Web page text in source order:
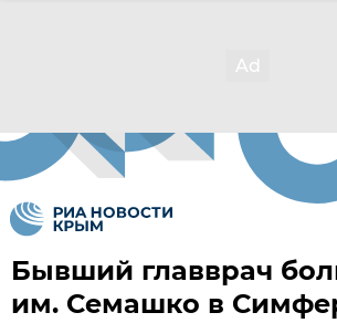
Бывший главврач
им. Семашко в